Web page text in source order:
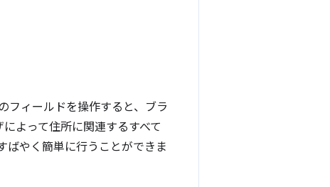
フィールドを操作すると、ブラ
よって住所に関連するすべて
ばやく簡単に行うことができま